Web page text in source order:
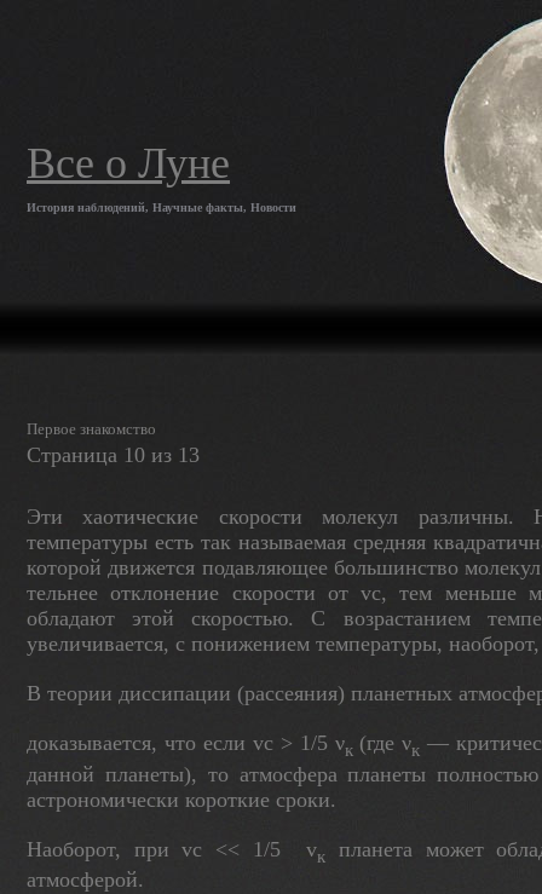
Все о Луне
История наблюдений, Научные факты, Новости
Первое знакомство
Страница 10 из 13
Эти хаотические скорости молекул
температуры есть так называемая средняя
которой движет­ся подавляющее большинство
тельнее отклонение скорости от vc, тем меньше
обладают этой скоростью. С возрастанием
увеличивается, с понижением температуры,
В теории диссипации (рассеяния) планетных
доказывается, что если vc > 1/5 νк(где νк —
данной планеты), то атмосфера планеты полностью
астрономически короткие сроки.
Наоборот, при vc << 1/5 vк
планета может
атмосферой.